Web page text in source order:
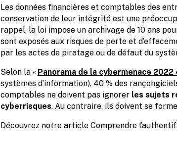
Les données financières et comptables des
conservation de leur intégrité est une
rappel, la loi impose un archivage de 10 ans
sont exposés aux risques de perte et
par les actes de piratage ou de défaut du
Selon la « Panorama de la cybermenace 2022
systèmes d’information), 40 % des
comptables ne doivent pas ignorer les sujets
cyberrisques. Au contraire, ils doivent se
Découvrez notre article Comprendre